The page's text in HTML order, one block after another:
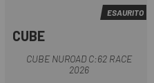
ESAURITO
CUBE
CUBE NUROAD C:62 RACE
2026